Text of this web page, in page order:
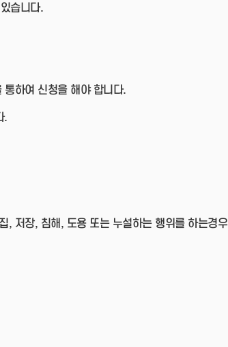
습니다.
하여 신청을 해야 합니다.
.
, 저장, 침해, 도용 또는 누설하는 행위를 하는경우